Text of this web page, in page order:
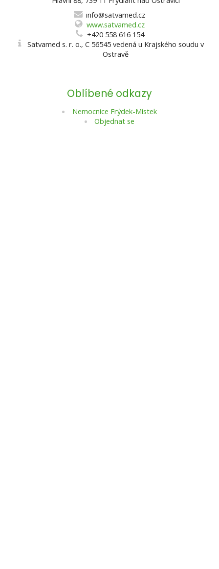
info@satvamed.cz
www.satvamed.cz
+420 558 616 154
Satvamed s. r. o., C 56545 vedená u Krajského soudu v
Ostravě
Oblíbené odkazy
Nemocnice Frýdek-Místek
Objednat se